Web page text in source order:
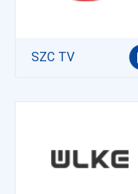
SZC TV